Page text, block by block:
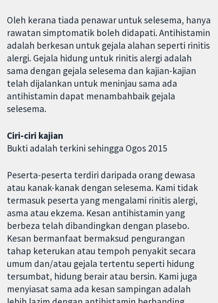
Oleh kerana tiada penawar untuk selesema, hanya
rawatan simptomatik boleh didapati. Antihistamin
adalah berkesan untuk gejala alahan seperti rinitis
alergi. Gejala hidung untuk rinitis alergi adalah
sama dengan gejala selesema dan kajian-kajian
telah dijalankan untuk meninjau sama ada
antihistamin dapat menambahbaik gejala
selesema.
Ciri-ciri kajian
Bukti adalah terkini sehingga Ogos 2015
Peserta-peserta terdiri daripada orang dewasa
atau kanak-kanak dengan selesema. Kami tidak
termasuk peserta yang mengalami rinitis alergi,
asma atau ekzema. Kesan antihistamin yang
berbeza telah dibandingkan dengan plasebo.
Kesan bermanfaat bermaksud pengurangan
tahap keterukan atau tempoh penyakit secara
umum dan/atau gejala tertentu seperti hidung
tersumbat, hidung berair atau bersin. Kami juga
menyiasat sama ada kesan sampingan adalah